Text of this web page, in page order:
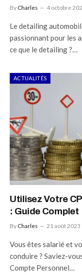
By Charles 4 octobre
Le detailing
passionnant pour les
ce que le detailing ?…
ACTUALITÉS
Utilisez Votre
: Guide Complet
By Charles 21 août 2023
Vous êtes salarié et
conduire ? Saviez-
Compte Personnel…